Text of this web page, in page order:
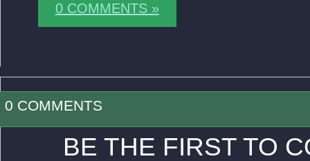
0 COMMENTS »
0 COMMENTS
BE THE FIRST TO